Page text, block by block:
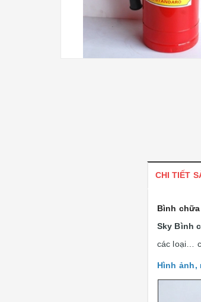
CHI TIẾT
Bình
Sky Bình
các loại…
Hình ảnh,